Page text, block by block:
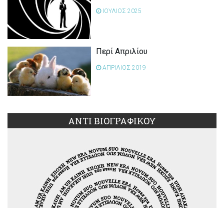
ΙΟΥΛΙΟΣ 2025
Περί Απριλίου
ΑΠΡΙΛΙΟΣ 2019
ΑΝΤΙ ΒΙΟΓΡΑΦΙΚΟΥ